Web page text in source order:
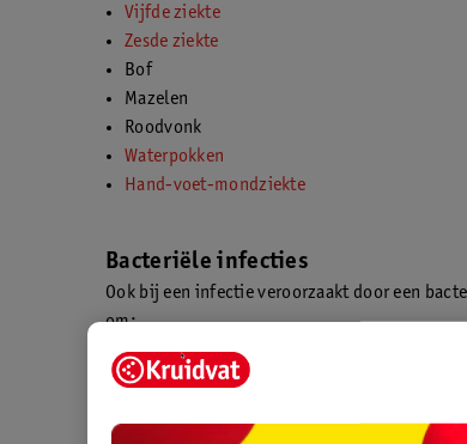
Vijfde ziekte
Zesde ziekte
Bof
Mazelen
Roodvonk
Waterpokken
Hand-voet-mondziekte
Bacteriële infecties
Ook bij een infectie veroorzaakt door een
om:
Syfilis
Folliculitis